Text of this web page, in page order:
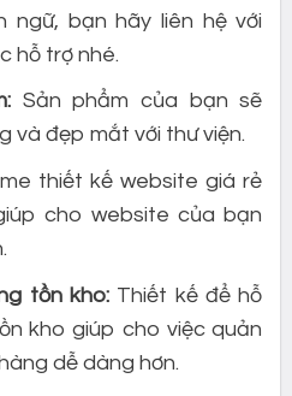
ngữ, bạn hãy liên hệ với
hỗ trợ nhé.
Sản phẩm của bạn sẽ
và đẹp mắt với thư viện.
thiết kế website giá rẻ
cho website của bạn
tồn kho: Thiết kế để hỗ
kho giúp cho việc quản
dễ dàng hơn.